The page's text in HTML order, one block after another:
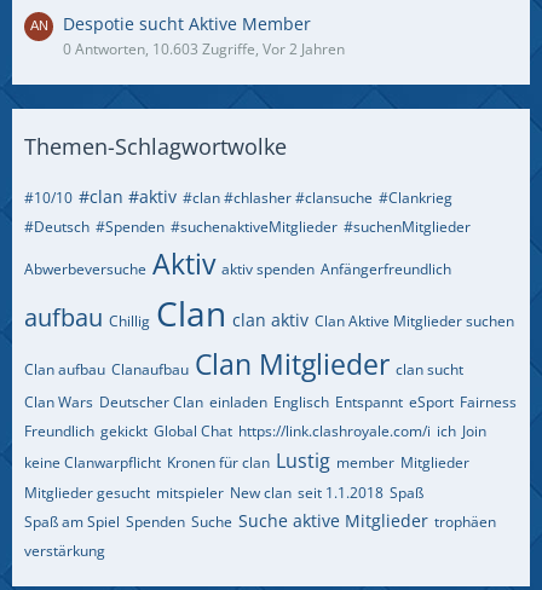
Despotie sucht Aktive Member
0 Antworten, 10.603 Zugriffe, Vor 2 Jahren
Themen-Schlagwortwolke
#10/10 #clan #aktiv #clan #chlasher #clansuche #Clankrieg
#Deutsch #Spenden #suchenaktiveMitglieder #suchenMitglieder
Abwerbeversuche Aktiv aktiv spenden Anfängerfreundlich
aufbau Chillig Clan clan aktiv Clan Aktive Mitglieder suchen
Clan aufbau Clanaufbau Clan Mitglieder clan sucht
Clan Wars Deutscher Clan einladen Englisch Entspannt eSport Fairness
Freundlich gekickt Global Chat https://link.clashroyale.com/i ich Join
keine Clanwarpflicht Kronen für clan Lustig member Mitglieder
Mitglieder gesucht mitspieler New clan seit 1.1.2018 Spaß
Spaß am Spiel Spenden Suche Suche aktive Mitglieder trophäen
verstärkung